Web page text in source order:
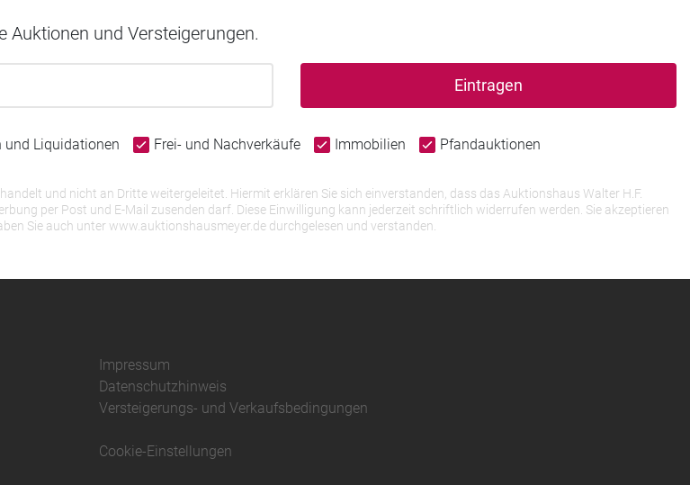
und Versteigerungen.
Eintragen
und Liquidationen Frei- und Nachverkäufe Immobilien Pfandauktionen
und nicht an Dritte weitergeleitet. Hiermit erklären Sie sich einverstanden, dass das Auktionshaus Walter H.F.
per Post und E-Mail zusenden darf. Diese Einwilligung kann jederzeit schriftlich widerrufen werden. Sie akzeptieren
Sie auch unter www.auktionshausmeyer.de durchgelesen und verstanden.
Impressum
Datenschutzhinweis
Versteigerungs- und Verkaufsbedingungen
Cookie-Einstellungen